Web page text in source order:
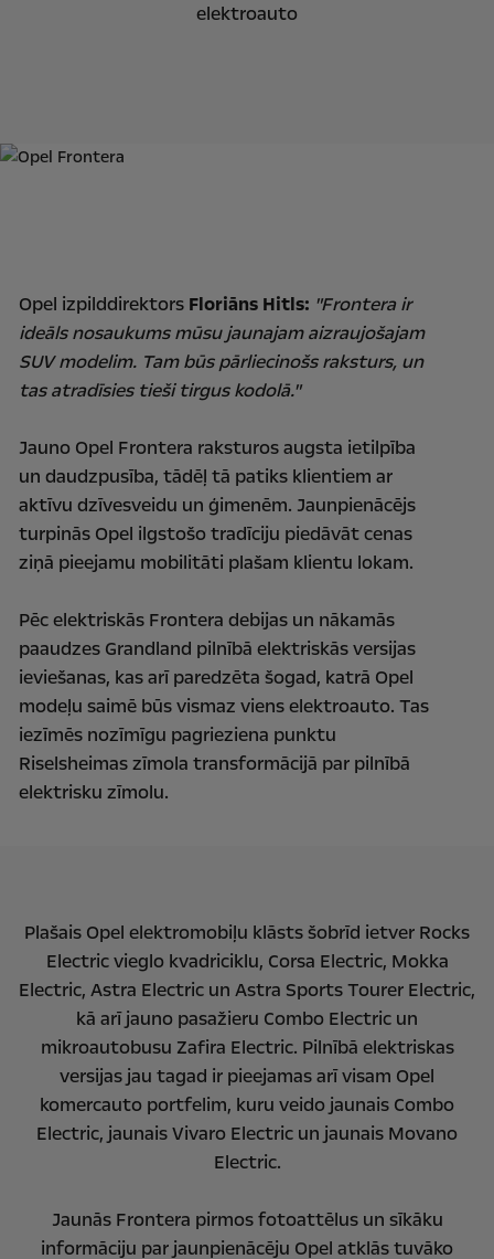
elektroauto
Opel izpilddirektors Floriāns Hitls: "Frontera ir
ideāls nosaukums mūsu jaunajam aizraujošajam
SUV modelim. Tam būs pārliecinošs raksturs, un
tas atradīsies tieši tirgus kodolā."
Jauno Opel Frontera raksturos augsta ietilpība
un daudzpusība, tādēļ tā patiks klientiem ar
aktīvu dzīvesveidu un ģimenēm. Jaunpienācējs
turpinās Opel ilgstošo tradīciju piedāvāt cenas
ziņā pieejamu mobilitāti plašam klientu lokam.
Pēc elektriskās Frontera debijas un nākamās
paaudzes Grandland pilnībā elektriskās versijas
ieviešanas, kas arī paredzēta šogad, katrā Opel
modeļu saimē būs vismaz viens elektroauto. Tas
iezīmēs nozīmīgu pagrieziena punktu
Riselsheimas zīmola transformācijā par pilnībā
elektrisku zīmolu.
Plašais Opel elektromobiļu klāsts šobrīd ietver Rocks
Electric vieglo kvadriciklu, Corsa Electric, Mokka
Electric, Astra Electric un Astra Sports Tourer Electric,
kā arī jauno pasažieru Combo Electric un
mikroautobusu Zafira Electric. Pilnībā elektriskas
versijas jau tagad ir pieejamas arī visam Opel
komercauto portfelim, kuru veido jaunais Combo
Electric, jaunais Vivaro Electric un jaunais Movano
Electric.
Jaunās Frontera pirmos fotoattēlus un sīkāku
informāciju par jaunpienācēju Opel atklās tuvāko